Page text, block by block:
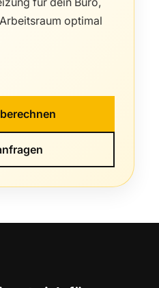
optimal